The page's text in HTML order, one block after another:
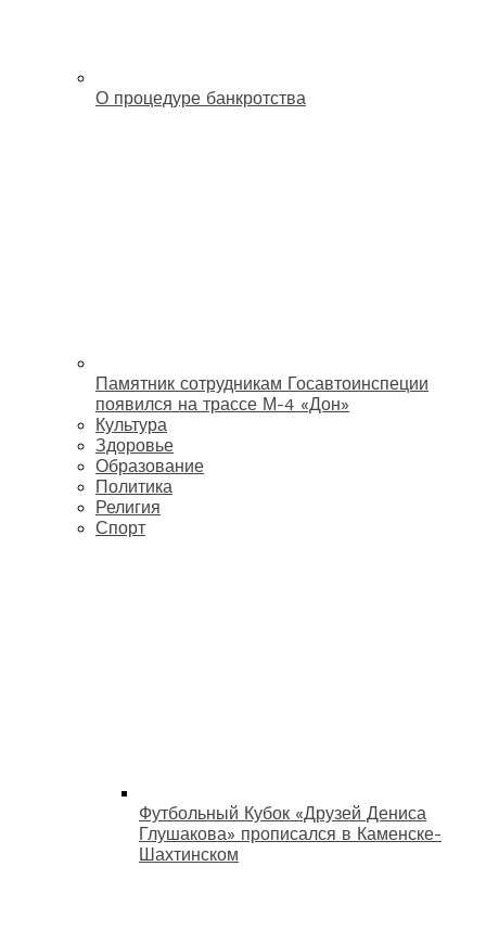
О процедуре банкротства
Памятник сотрудникам Госавтоинспеции
появился на трассе М-4 «Дон»
Культура
Здоровье
Образование
Политика
Религия
Спорт
Футбольный Кубок «Друзей Дениса
Глушакова» прописался в Каменске-
Шахтинском